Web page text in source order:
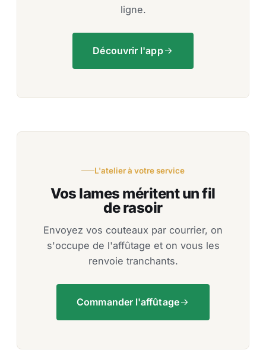
ligne.
Découvrir l'app
L'atelier à votre service
Vos lames méritent un fil
de rasoir
Envoyez vos couteaux par courrier, on
s'occupe de l'affûtage et on vous les
renvoie tranchants.
Commander l'affûtage